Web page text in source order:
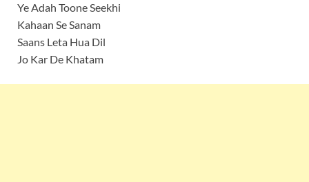
Ye Adah Toone Seekhi
Kahaan Se Sanam
Saans Leta Hua Dil
Jo Kar De Khatam